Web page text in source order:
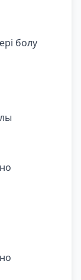
болу